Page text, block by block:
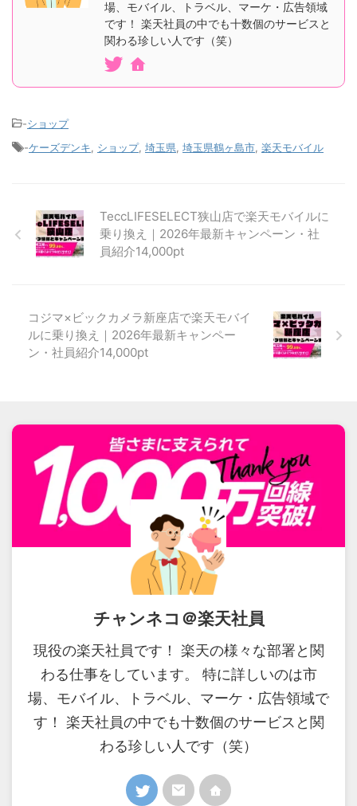
場、モバイル、トラベル、マーケ・広告領域
です！ 楽天社員の中でも十数個のサービスと
関わる珍しい人です（笑）
-ショップ
-ケーズデンキ ショップ, 埼玉県 埼玉県鶴ヶ島市 楽天モバイル
TeccLIFESELECT狭山店で楽天モバイルに
乗り換え｜2026年最新キャンペーン・社
員紹介14,000pt
コジマ×ビックカメラ新座店で楽天モバイ
ルに乗り換え｜2026年最新キャンペー
ン・社員紹介14,000pt
チャンネコ＠楽天社員
現役の楽天社員です！ 楽天の様々な部署と関
わる仕事をしています。 特に詳しいのは市
場、モバイル、トラベル、マーケ・広告領域で
す！ 楽天社員の中でも十数個のサービスと関
わる珍しい人です（笑）